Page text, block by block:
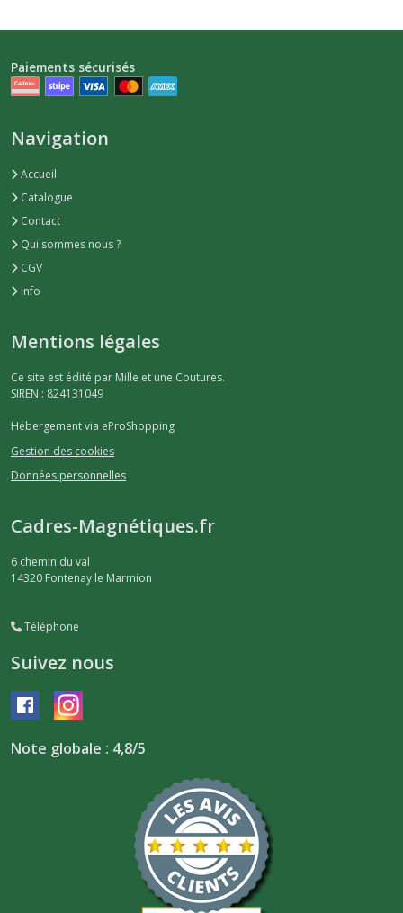
Paiements sécurisés
Navigation
Accueil
Catalogue
Contact
Qui sommes nous ?
CGV
Info
Mentions légales
Ce site est édité par Mille et une Coutures.
SIREN : 824131049
Hébergement via eProShopping
Gestion des cookies
Données personnelles
Cadres-Magnétiques.fr
6 chemin du val
14320 Fontenay le Marmion
Téléphone
Suivez nous
Note globale : 4,8/5